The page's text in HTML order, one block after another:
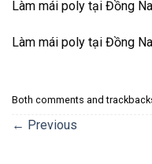
Làm mái poly tại Đồng
Làm mái poly tại Đồng
Both comments and
← Previous